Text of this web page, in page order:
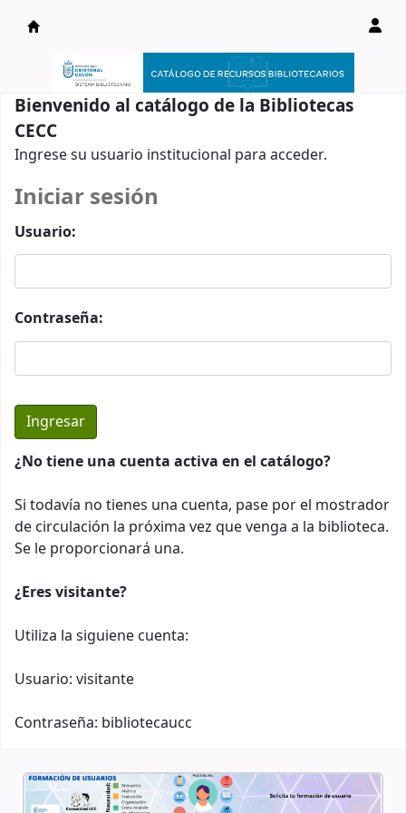
Catálogo en línea
Bienvenido al catálogo de la Bibliotecas
CECC
Ingrese su usuario institucional para acceder.
Iniciar sesión
Usuario:
Contraseña:
¿No tiene una cuenta activa en el catálogo?
Si todavía no tienes una cuenta, pase por el mostrador
de circulación la próxima vez que venga a la biblioteca.
Se le proporcionará una.
¿Eres visitante?
Utiliza la siguiene cuenta:
Usuario: visitante
Contraseña: bibliotecaucc